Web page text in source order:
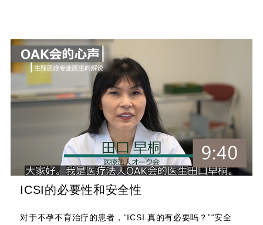
ICSI的必要性和安全性
对于不孕不育治疗的患者，“ICSI 真的有必要吗？”“安全